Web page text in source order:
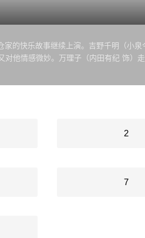
家的快乐故事继续上演。吉野千明（小
对他情感微妙。万理子（内田有纪 饰）
吐槽又惺惺相惜。而就在此时，当初用
2
7